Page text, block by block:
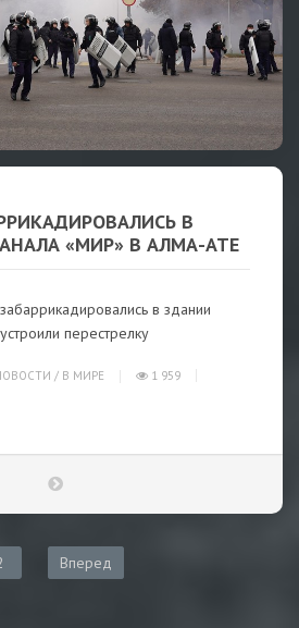
В
«МИР» В АЛМА-АТЕ
в здании
перестрелку
/ В МИРЕ
1 959
Вперед